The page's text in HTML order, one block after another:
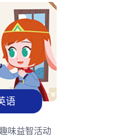
语
味益智活动